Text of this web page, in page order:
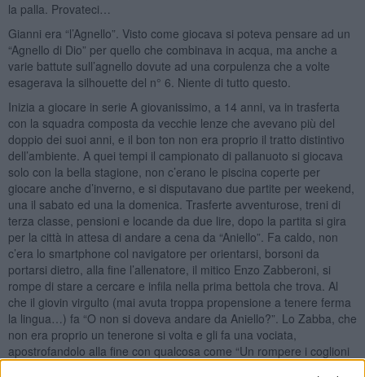
la palla. Provateci…
Gianni era “l’Agnello”. Visto come giocava si poteva pensare ad un
“Agnello di Dio” per quello che combinava in acqua, ma anche a
varie battute sull’agnello dovute ad una corpulenza che a volte
esagerava la silhouette del n° 6. Niente di tutto questo.
Inizia a giocare in serie A giovanissimo, a 14 anni, va in trasferta
con la squadra composta da vecchie lenze che avevano più del
doppio dei suoi anni, e il bon ton non era proprio il tratto distintivo
dell’ambiente. A quei tempi il campionato di pallanuoto si giocava
solo con la bella stagione, non c’erano le piscina coperte per
giocare anche d’inverno, e si disputavano due partite per weekend,
una il sabato ed una la domenica. Trasferte avventurose, treni di
terza classe, pensioni e locande da due lire, dopo la partita si gira
per la città in attesa di andare a cena da “Aniello”. Fa caldo, non
c’era lo smartphone col navigatore per orientarsi, borsoni da
portarsi dietro, alla fine l’allenatore, il mitico Enzo Zabberoni, si
rompe di stare a cercare e infila nella prima bettola che trova. Al
che il giovin virgulto (mai avuta troppa propensione a tenere ferma
la lingua…) fa “O non si doveva andare da Aniello?”. Lo Zabba, che
non era proprio un tenerone si volta e gli fa una vociata,
apostrofandolo alla fine con qualcosa come “Un rompere i coglioni